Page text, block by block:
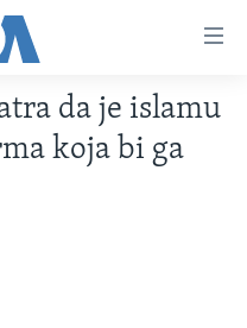
da je islamu
koja bi ga